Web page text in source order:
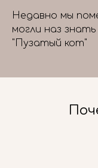
Недавно мы
могли наз
"Пузатый кот"